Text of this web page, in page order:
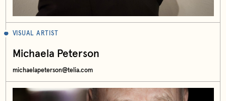
VISUAL ARTIST
Michaela Peterson
michaelapeterson@telia.com